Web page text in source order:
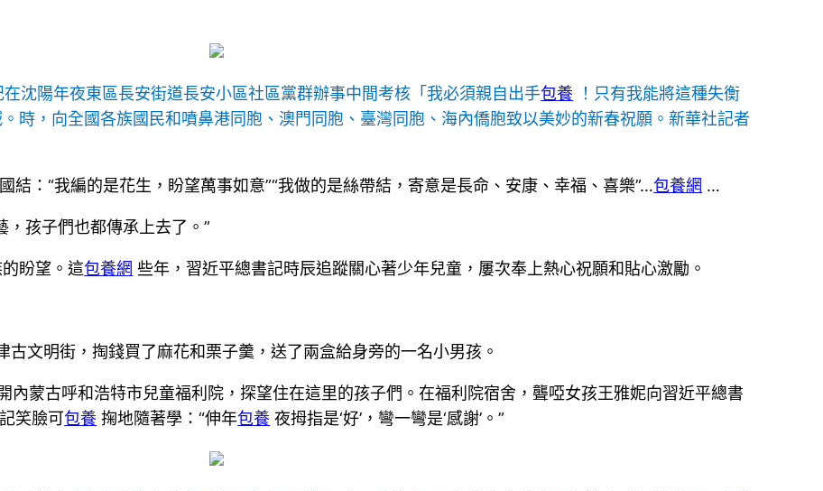
沈陽年夜東區長安街道長安小區社區黨群辦事中間考核「我必須親自出手包養 ！只有我能將這種失衡
時，向全國各族國民和噴鼻港同胞、澳門同胞、臺灣同胞、海內僑胞致以美妙的新春祝願。新華社記者
結：“我編的是花生，盼望萬事如意”“我做的是絲帶結，寄意是長命、安康、幸福、喜樂”…包養網 …
，孩子們也都傳承上去了。”
盼望。這包養網 些年，習近平總書記時辰追蹤關心著少年兒童，屢次奉上熱心祝願和貼心激勵。
文明街，掏錢買了麻花和栗子羹，送了兩盒給身旁的一名小男孩。
內蒙古呼和浩特市兒童福利院，探望住在這里的孩子們。在福利院宿舍，聾啞女孩王雅妮向習近平總書
笑臉可包養 掬地隨著學：“伸年包養 夜拇指是‘好’，彎一彎是‘感謝’。”